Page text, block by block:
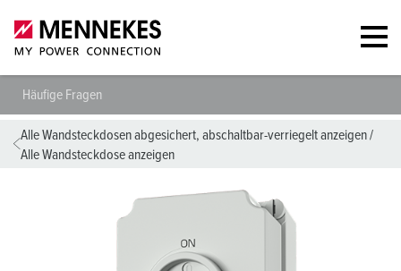
Häufige Fragen
Alle Wandsteckdosen abgesichert, abschaltbar-verriegelt anzeigen/
Alle Wandsteckdose anzeigen